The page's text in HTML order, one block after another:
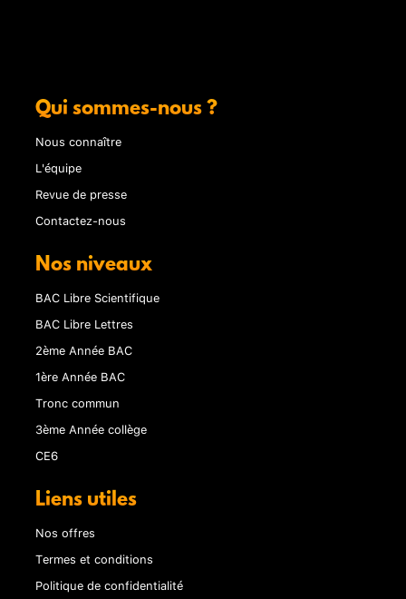
Qui sommes-nous ?
Nous connaître
L'équipe
Revue de presse
Contactez-nous
Nos niveaux
BAC Libre Scientifique
BAC Libre Lettres
2ème Année BAC
1ère Année BAC
Tronc commun
3ème Année collège
CE6
Liens utiles
Nos offres
Termes et conditions
Politique de confidentialité